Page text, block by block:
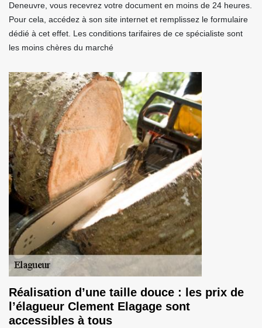
Deneuvre, vous recevrez votre document en moins de 24 heures.
Pour cela, accédez à son site internet et remplissez le formulaire
dédié à cet effet. Les conditions tarifaires de ce spécialiste sont
les moins chères du marché
Réalisation d’une taille douce : les prix de
l’élagueur Clement Elagage sont
accessibles à tous